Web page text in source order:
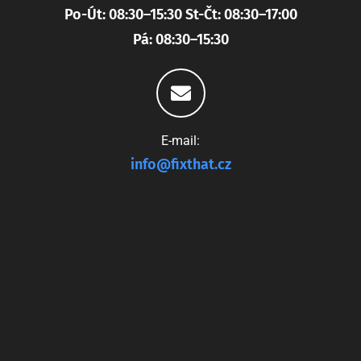
Po-Út: 08:30–15:30 St-Čt: 08:30–17:00
Pá: 08:30–15:30
E-mail:
info@fixthat.cz